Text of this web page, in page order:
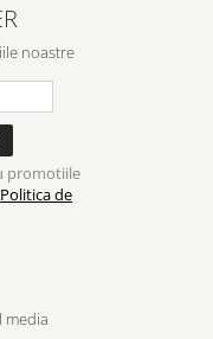
noastre
promotiile
Politica de
media